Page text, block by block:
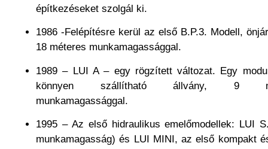
építkezéseket szolgál ki.
1986 -Felépítésre kerül az első B.P.3. Modell,
18 méteres munkamagassággal.
1989 – LUI A – egy rögzített változat. Egy
könnyen szállítható állvány, 9
munkamagassággal.
1995 – Az első hidraulikus emelőmodellek: LUI
munkamagasság) és LUI MINI, az első kompakt